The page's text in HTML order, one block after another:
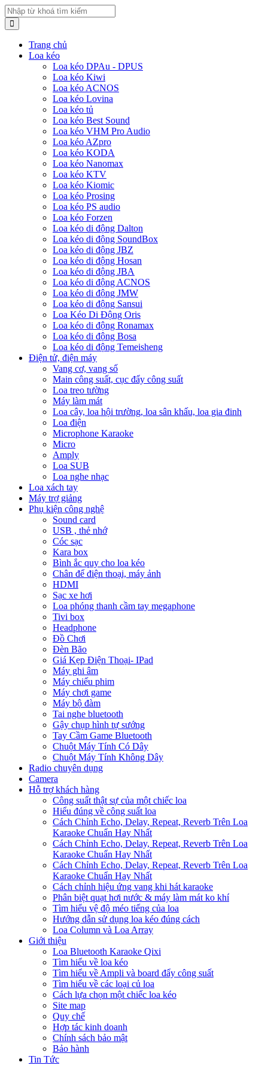
Trang chủ
Loa kéo
Loa kéo DPAu - DPUS
Loa kéo Kiwi
Loa kéo ACNOS
Loa kéo Lovina
Loa kéo tủ
Loa kéo Best Sound
Loa kéo VHM Pro Audio
Loa kéo AZpro
Loa kéo KODA
Loa kéo Nanomax
Loa kéo KTV
Loa kéo Kiomic
Loa kéo Prosing
Loa kéo PS audio
Loa kéo Forzen
Loa kéo di động Dalton
Loa kéo di động SoundBox
Loa kéo di động JBZ
Loa kéo di động Hosan
Loa kéo di động JBA
Loa kéo di động ACNOS
Loa kéo di động JMW
Loa kéo di động Sansui
Loa Kéo Di Động Oris
Loa kéo di động Ronamax
Loa kéo di động Bosa
Loa kéo di động Temeisheng
Điện tử, điện máy
Vang cơ, vang số
Main công suất, cục đẩy công suất
Loa treo tường
Máy làm mát
Loa cây, loa hội trường, loa sân khấu, loa gia đinh
Loa điện
Microphone Karaoke
Micro
Amply
Loa SUB
Loa nghe nhạc
Loa xách tay
Máy trợ giảng
Phụ kiện công nghệ
Sound card
USB , thẻ nhớ
Cóc sạc
Kara box
Bình ắc quy cho loa kéo
Chân để điện thoại, máy ảnh
HDMI
Sạc xe hơi
Loa phóng thanh cầm tay megaphone
Tivi box
Headphone
Đồ Chơi
Đèn Bão
Giá Kẹp Điện Thoại- IPad
Máy ghi âm
Máy chiếu phim
Máy chơi game
Máy bộ đàm
Tai nghe bluetooth
Gậy chụp hình tự sướng
Tay Cầm Game Bluetooth
Chuột Máy Tính Có Dây
Chuột Máy Tính Không Dây
Radio chuyên dụng
Camera
Hỗ trợ khách hàng
Công suất thật sự của một chiếc loa
Hiểu đúng về công suất loa
Cách Chỉnh Echo, Delay, Repeat, Reverb Trên Loa
Karaoke Chuẩn Hay Nhất
Cách Chỉnh Echo, Delay, Repeat, Reverb Trên Loa
Karaoke Chuẩn Hay Nhất
Cách Chỉnh Echo, Delay, Repeat, Reverb Trên Loa
Karaoke Chuẩn Hay Nhất
Cách chỉnh hiệu ứng vang khi hát karaoke
Phân biệt quạt hơi nước & máy làm mát ko khí
Tìm hiểu vệ độ méo tiếng của loa
Hướng dẫn sử dụng loa kéo đúng cách
Loa Column và Loa Array
Giới thiệu
Loa Bluetooth Karaoke Qixi
Tìm hiểu về loa kéo
Tìm hiểu về Ampli và board đẩy công suất
Tìm hiểu về các loại củ loa
Cách lựa chọn một chiếc loa kéo
Site map
Quy chế
Hợp tác kinh doanh
Chính sách bảo mật
Bảo hành
Tin Tức